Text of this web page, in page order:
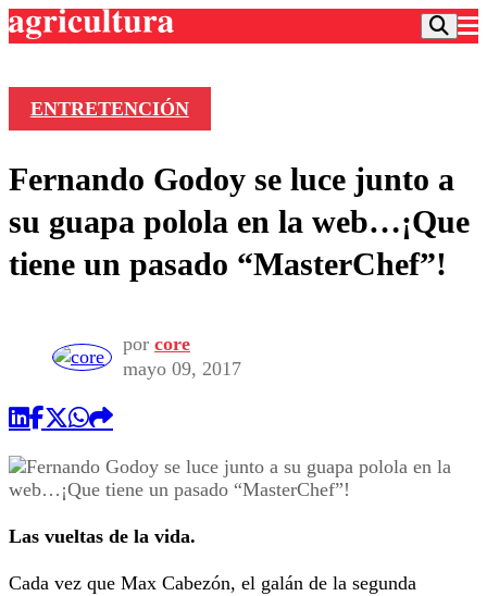
Frecuencias
Agricultura TV
Deportes
Colo Colo
Seleccion Chilena
Torneo Internacional
Universidad de Chile
Entretención
Economía
Internacional
Sustentabilidad
Publicaciones en medios
Opinión
ENTRETENCIÓN
Fernando Godoy se luce junto a
su guapa polola en la web…¡Que
tiene un pasado “MasterChef”!
por core
mayo 09, 2017
Las vueltas de la vida.
Cada vez que Max Cabezón, el galán de la segunda